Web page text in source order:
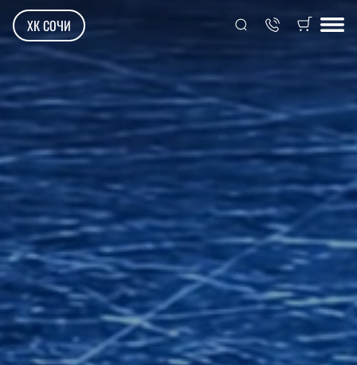
ХК СОЧИ